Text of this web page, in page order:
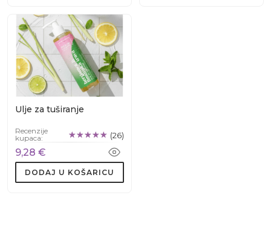
Ulje za tuširanje
Recenzije
kupaca:
(26)
9,28 €
DODAJ U KOŠARICU